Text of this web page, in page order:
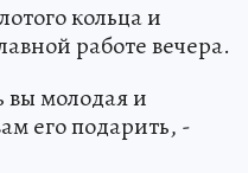
кольца и
работе вечера.
вы молодая и
его подарить, -